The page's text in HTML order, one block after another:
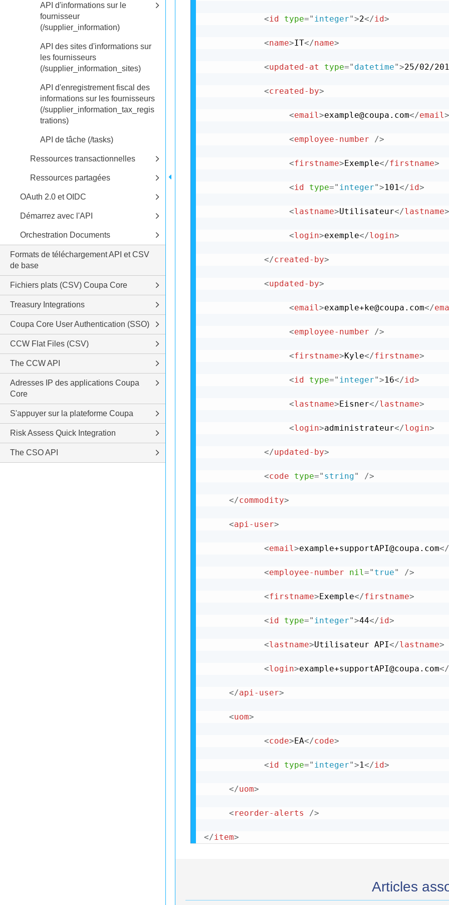
<id type=" integer">2</id>
<name>IT</name>
<updated-at type=" datetime">25/02/
<created-by>
<email>example@coupa.com</email>
<employee-number />
<firstname>Exemple</firstname>
<id type=" integer">101</id>
<lastname>Utilisateur</lastname>
<login>exemple</login>
</created-by>
<updated-by>
<email>example+ke@coupa.com</
<employee-number />
<firstname>Kyle</firstname>
<id type=" integer">16</id>
<lastname>Eisner</lastname>
<login>administrateur</login>
</updated-by>
<code type=" string" />
</commodity>
<api-user>
<email>example+supportAPI@coupa.com</
<employee-number nil=" true" />
<firstname>Exemple</firstname>
<id type=" integer">44</id>
<lastname>Utilisateur API</lastname>
<login>example+supportAPI@coupa.com</
</api-user>
<uom>
<code>EA</code>
<id type=" integer">1</id>
</uom>
<reorder-alerts />
</item>
Articles
API d'informations sur le
fournisseur
(/supplier_information)
API des sites d'informations sur
les fournisseurs
(/supplier_information_sites)
API d'enregistrement fiscal des
informations sur les fournisseurs
(/supplier_information_tax_regis
trations)
API de tâche (/tasks)
Ressources transactionnelles
Ressources partagées
OAuth 2.0 et OIDC
Démarrez avec l'API
Orchestration Documents
Formats de téléchargement API et CSV
de base
Fichiers plats (CSV) Coupa Core
Treasury Integrations
Coupa Core User Authentication (SSO)
CCW Flat Files (CSV)
The CCW API
Adresses IP des applications Coupa
Core
S'appuyer sur la plateforme Coupa
Risk Assess Quick Integration
The CSO API